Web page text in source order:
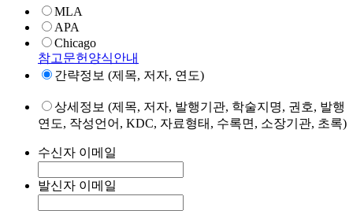
MLA
APA
Chicago
참고문헌양식안내
간략정보 (제목, 저자, 연도)
상세정보 (제목, 저자, 발행기관, 학술지명, 권호, 발행
연도, 작성언어, KDC, 자료형태, 수록면, 소장기관, 초록)
수신자 이메일
발신자 이메일